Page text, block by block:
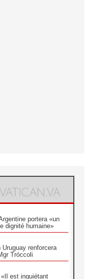
portera «un
dignité humaine»
renforcera
Tróccoli
est inquiétant